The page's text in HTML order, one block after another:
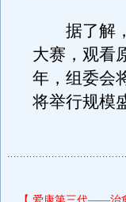
据了解，
大赛，观看
年，组委会
将举行规模